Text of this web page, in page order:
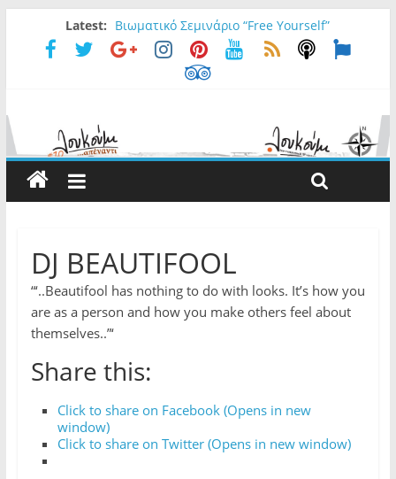
Latest: Βιωματικό Σεμινάριο “Free Yourself”
FORESTER/aT Loukoumi Bar
Ρωτήσαμε την Ελένη ….
Ρωτήσαμε τον Νίκο…
DJ BEAUTIFOOL
“‘..Beautifool has nothing to do with looks. It’s how you
are as a person and how you make others feel about
themselves..”‘
Share this:
Click to share on Facebook (Opens in new
window)
Click to share on Twitter (Opens in new window)